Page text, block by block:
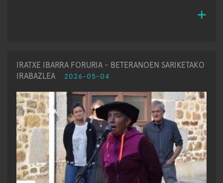
IRATXE IBARRA FORURIA - BETERANOEN SARIKETAKO
IRABAZLEA
2026-05-04